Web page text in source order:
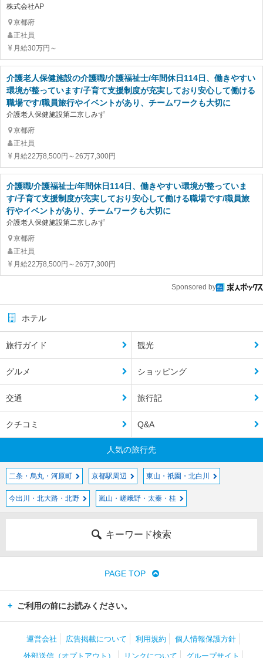
株式会社AP
京都府
正社員
月給30万円～
介護老人保健施設の介護職/介護福祉士/年間休日114日、働きやすい
環境が整っています/子育て支援制度が充実しており安心して働ける
職場です/職員旅行やイベントがあり、チームワークも大切に
介護老人保健施設第二京しみず
京都府
正社員
月給22万8,500円～26万7,300円
介護職/介護福祉士/年間休日114日、働きやすい環境が整っていま
す/子育て支援制度が充実しており安心して働ける職場です/職員旅
行やイベントがあり、チームワークも大切に
介護老人保健施設第二京しみず
京都府
正社員
月給22万8,500円～26万7,300円
Sponsored by
ホテル
旅行ガイド 観光
グルメ ショッピング
交通 旅行記
クチコミ Q&A
人気の旅行先
二条・烏丸・河原町 京都駅周辺 東山・祇園・北白川
今出川・北大路・北野 嵐山・嵯峨野・太秦・桂
キーワード検索
PAGE TOP
ご利用の前にお読みください。
運営会社 広告掲載について 利用規約
個人情報保護方針
外部送信（オプトアウト）
リンクについて グループサイト